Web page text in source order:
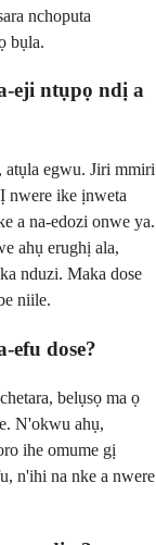
nchoputa
bụla.
eji ntụpọ ndị a
atụla egwu. Jiri mmiri
nwere ike ịnweta
a na-edozi onwe ya.
ahụ erughị ala,
nduzi. Maka dose
niile.
efu dose?
belụsọ ma ọ
N'okwu ahụ,
ihe omume gị
n'ihi na nke a nwere